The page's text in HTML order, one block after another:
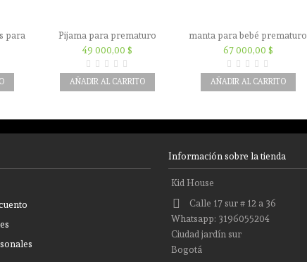
para
Pijama para prematuro
rosada
49 000,00 $
AÑADIR AL CARRITO
manta para bebé prematuro
con gorro
67 000,00 $
AÑADIR AL CARRITO
Información sobre la tienda
Kid House
Calle 17 sur # 12 a 36
Whatsapp: 3196055204
Ciudad jardín sur
Bogotá